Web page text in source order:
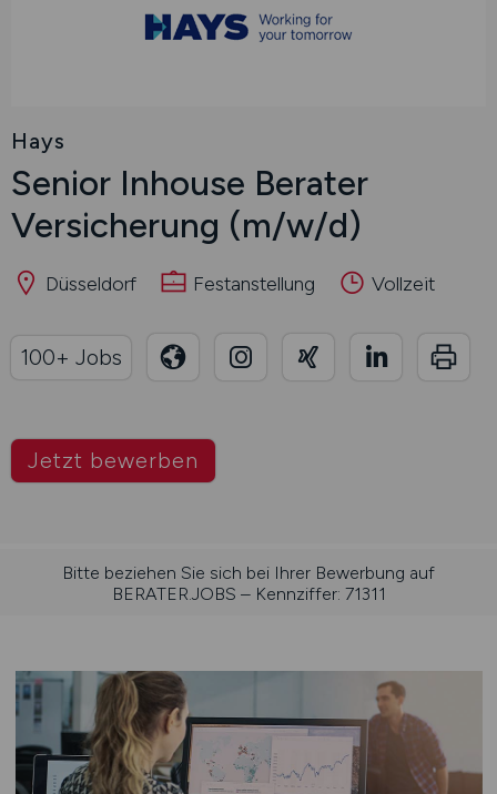
Hays
Senior Inhouse Berater
Versicherung (m/w/d)
Düsseldorf Festanstellung Vollzeit
Jetzt bewerben
100+ Jobs
Bitte beziehen Sie sich bei Ihrer Bewerbung auf
BERATER.JOBS – Kennziffer: 71311